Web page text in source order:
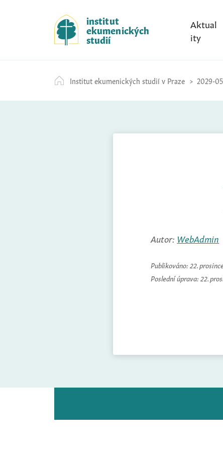
k
i
p
t
c
o
institut
ekumenických
studií
Aktual
ity
Institut ekumenických studií v Praze 2029-
Autor: WebAdmin
Publikováno: 22.
Poslední úprava: 22.